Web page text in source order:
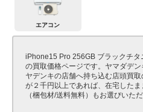
エアコン
iPhone15 Pro 256GB ブラックチタ
の買取価格ページです。ヤマダデ
ヤデンキの店舗へ持ち込む店頭買
が２千円以上であれば、在宅した
（梱包材/送料無料）もお選びいただ